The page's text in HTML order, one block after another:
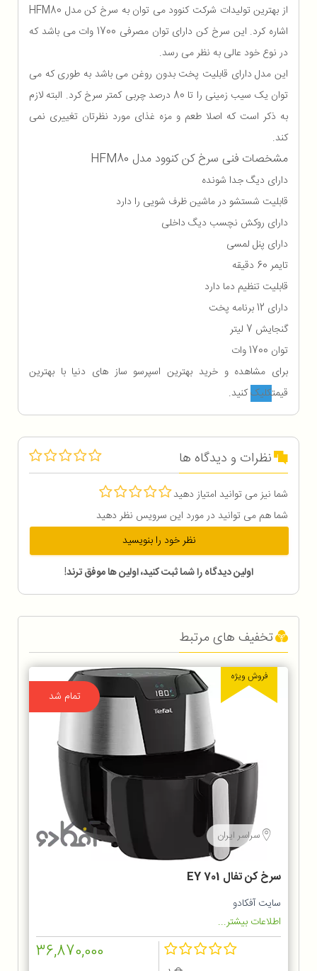
از بهترین تولیدات شرکت کنوود می توان به سرخ کن مدل HFM80
اشاره کرد. این سرخ کن دارای توان مصرفی 1700 وات می باشد که
در نوع خود عالی به نظر می رسد.
این مدل دارای قابلیت پخت بدون روغن می باشد به طوری که می
توان یک سیب زمینی را تا 80 درصد چربی کمتر سرخ کرد. البته لازم
به ذکر است که اصلا طعم و مزه غذای مورد نظرتان تغییری نمی
کند.
مشخصات فنی سرخ کن کنوود مدل HFM80
دارای دیگ جدا شونده
قابلیت شستشو در ماشین ظرف شویی را دارد
دارای روکش نچسب دیگ داخلی
دارای پنل لمسی
تایمر 60 دقیقه
قابلیت تنظیم دما دارد
دارای 12 برنامه پخت
گنجایش 7 لیتر
توان 1700 وات
برای مشاهده و خرید بهترین اسپرسو ساز های دنیا با بهترین
قیمتکلیککنید.
نظرات و دیدگاه ها
شما نیز می توانید امتیاز دهید
شما هم می توانید در مورد این سرویس نظر دهید
نظر خود را بنویسید
اولین دیدگاه را شما ثبت کنید، اولین ها موفق ترند!
تخفیف های مرتبط
تمام شد
فروش ویژه
سراسر ایران
سرخ كن تفال EY 701
سایت آفکادو
اطلاعات بیشتر...
36,870,000